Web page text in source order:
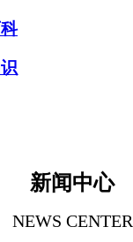
新闻中心
NEWS CENTER